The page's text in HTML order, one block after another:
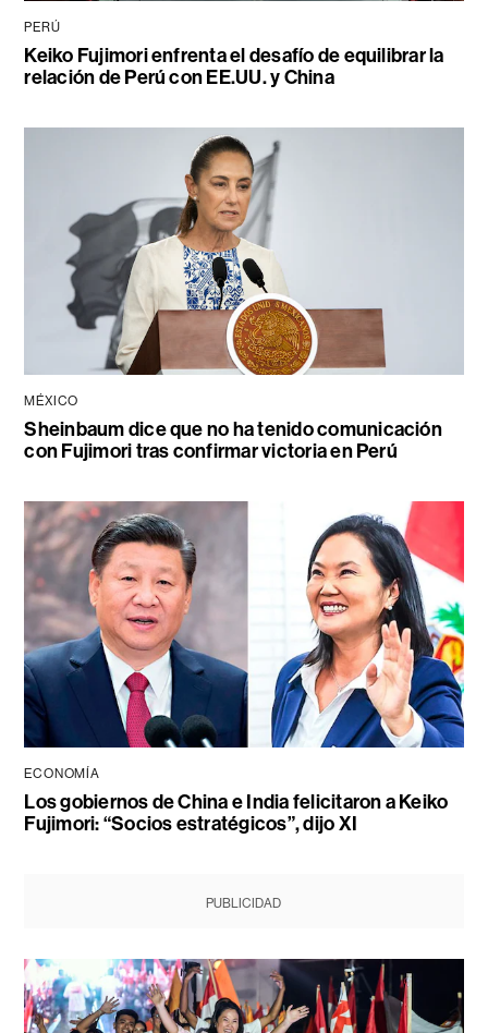
PERÚ
Keiko Fujimori enfrenta el desafío de equilibrar la
relación de Perú con EE.UU. y China
MÉXICO
Sheinbaum dice que no ha tenido comunicación
con Fujimori tras confirmar victoria en Perú
ECONOMÍA
Los gobiernos de China e India felicitaron a Keiko
Fujimori: “Socios estratégicos”, dijo XI
PUBLICIDAD